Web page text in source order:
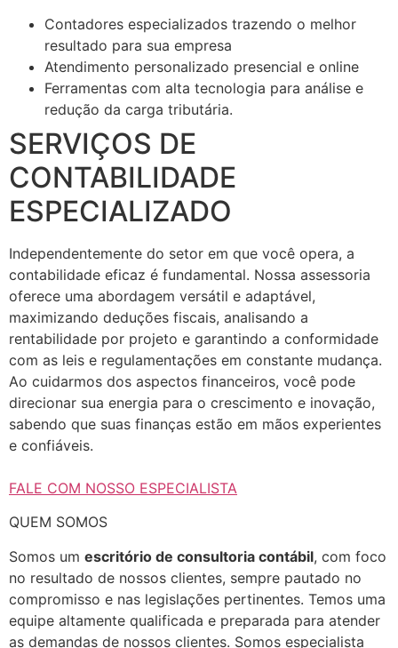
Contadores especializados trazendo o melhor
resultado para sua empresa
Atendimento personalizado presencial e online
Ferramentas com alta tecnologia para análise e
redução da carga tributária.
SERVIÇOS DE
CONTABILIDADE
ESPECIALIZADO
Independentemente do setor em que você opera, a
contabilidade eficaz é fundamental. Nossa assessoria
oferece uma abordagem versátil e adaptável,
maximizando deduções fiscais, analisando a
rentabilidade por projeto e garantindo a conformidade
com as leis e regulamentações em constante mudança.
Ao cuidarmos dos aspectos financeiros, você pode
direcionar sua energia para o crescimento e inovação,
sabendo que suas finanças estão em mãos experientes
e confiáveis.
FALE COM NOSSO ESPECIALISTA
QUEM SOMOS
Somos um escritório de consultoria contábil, com foco
no resultado de nossos clientes, sempre pautado no
compromisso e nas legislações pertinentes. Temos uma
equipe altamente qualificada e preparada para atender
as demandas de nossos clientes. Somos especialista